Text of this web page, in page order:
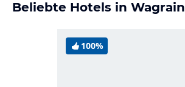
Beliebte Hotels in Wagrain
100%